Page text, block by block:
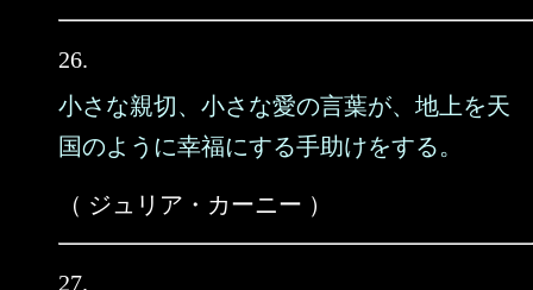
26.
小さな親切、小さな愛の言葉が、地上を天
国のように幸福にする手助けをする。
（ ジュリア・カーニー ）
27.